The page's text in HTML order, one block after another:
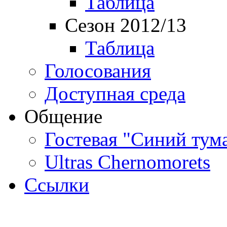
Сезон 2012/13
Таблица
Голосования
Доступная среда
Общение
Гостевая "Синий
Ultras Chernomorets
Ссылки